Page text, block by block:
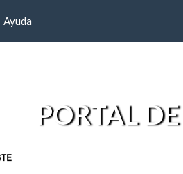
Ayuda
PORTAL